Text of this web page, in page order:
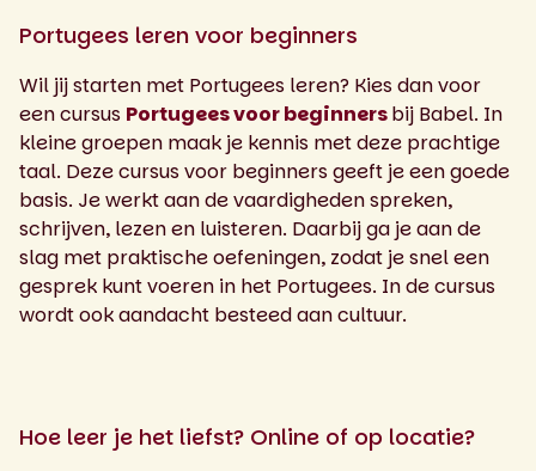
Portugees leren voor beginners
Wil jij starten met Portugees leren? Kies dan voor
een cursus Portugees voor beginnersbij Babel. In
kleine groepen maak je kennis met deze prachtige
taal. Deze cursus voor beginners geeft je een goede
basis. Je werkt aan de vaardigheden spreken,
schrijven, lezen en luisteren. Daarbij ga je aan de
slag met praktische oefeningen, zodat je snel een
gesprek kunt voeren in het Portugees. In de cursus
wordt ook aandacht besteed aan cultuur.
Hoe leer je het liefst? Online of op locatie?